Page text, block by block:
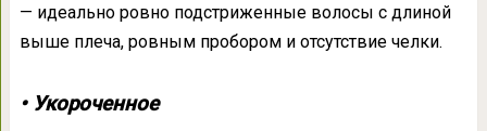
— идеально ровно подстриженные волосы с длиной
выше плеча, ровным пробором и отсутствие челки.
• Укороченное